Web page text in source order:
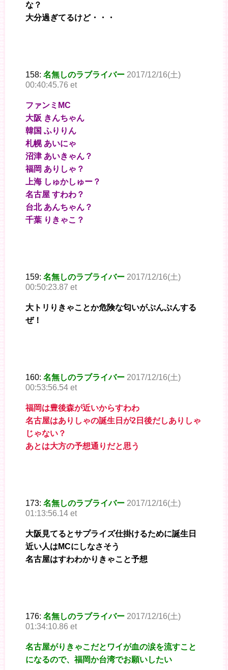
な？
大分過ぎてるけど・・・
158: 名無しのラブライバー 2017/12/16(土)
00:40:45.76 et
ファンミMC
大阪 きんちゃん
韓国 ふりりん
札幌 あいにゃ
沼津 あいきゃん？
福岡 ありしゃ？
上海 しゅかしゅー？
名古屋 すわわ？
台北 あんちゃん？
千葉 りきゃこ？
159: 名無しのラブライバー 2017/12/16(土)
00:50:23.87 et
大トリりきゃことか危険な匂いがぷんぷんする
ぜ！
160: 名無しのラブライバー 2017/12/16(土)
00:53:56.54 et
福岡は豊後森が近いからすわわ
名古屋はありしゃの誕生日が2日後だしありしゃ
じゃない？
あとは大方の予想通りだと思う
173: 名無しのラブライバー 2017/12/16(土)
01:13:56.14 et
大阪見てるとサプライズ仕掛けるために誕生日
近い人はMCにしなさそう
名古屋はすわわかりきゃこと予想
176: 名無しのラブライバー 2017/12/16(土)
01:34:10.86 et
名古屋がりきゃこだとワイが血の涙を流すこと
になるので、福岡か台湾でお願いしたい